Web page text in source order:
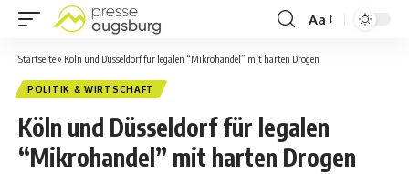
Aa
Startseite» Köln und Düsseldorf für legalen “Mikrohandel” mit harten Drogen
POLITIK & WIRTSCHAFT
Köln und Düsseldorf für legalen
“Mikrohandel” mit harten Drogen